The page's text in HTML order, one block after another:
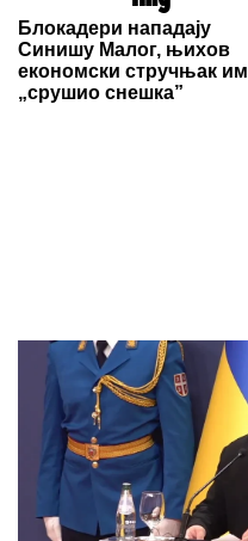
Блокадери нападају
Синишу Малог, њихов
економски стручњак им
„срушио снешка”